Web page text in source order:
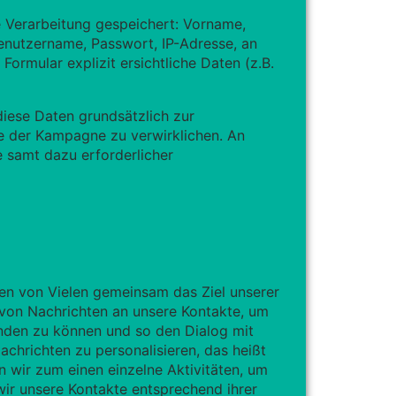
gespeichert: Vorname,
Passwort, IP-Adresse, an
explizit ersichtliche Daten (z.B.
Daten grundsätzlich zur
Kampagne zu verwirklichen. An
samt dazu erforderlicher
von Vielen gemeinsam das Ziel unserer
Nachrichten an unsere Kontakte, um
zu können und so den Dialog mit
zu personalisieren, das heißt
wir zum einen einzelne Aktivitäten, um
unsere Kontakte entsprechend ihrer